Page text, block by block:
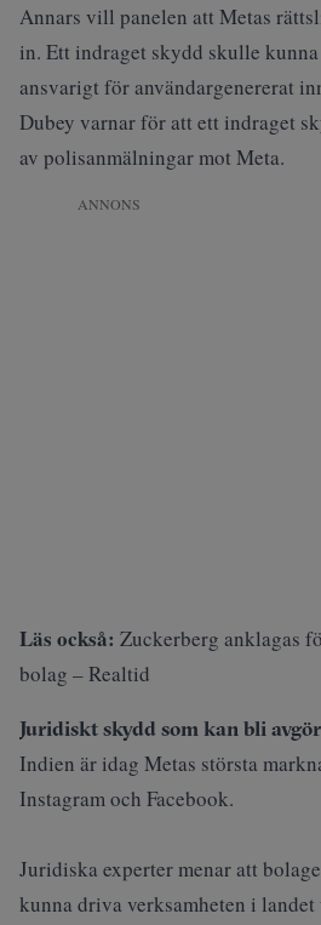
Annars vill panelen att Metas
in. Ett indraget skydd skulle
ansvarigt för användargenererat
Dubey varnar för att ett indraget
av polisanmälningar mot Meta.
ANNONS
Läs också: Zuckerberg anklagas
bolag – Realtid
Juridiskt skydd som kan bli
Indien är idag Metas största
Instagram och Facebook.
Juridiska experter menar att
kunna driva verksamheten i